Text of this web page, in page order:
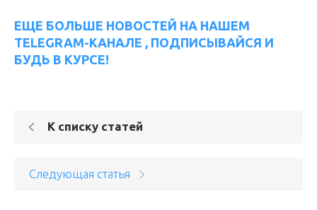
ЕЩЕ БОЛЬШЕ НОВОСТЕЙ НА НАШЕМ
TELEGRAM-КАНАЛЕ , ПОДПИСЫВАЙСЯ И
БУДЬ В КУРСЕ!
К списку статей
Следующая статья